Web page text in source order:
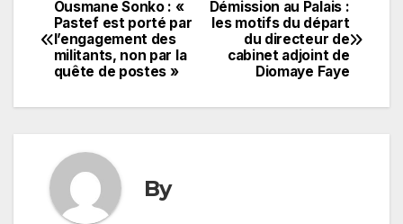
Navigation
de
l’article
Démission au Palais :
les motifs du départ
du directeur de
cabinet adjoint de
Diomaye Faye
Ousmane Sonko : «
Pastef est porté par
l’engagement des
militants, non par la
quête de postes »
By